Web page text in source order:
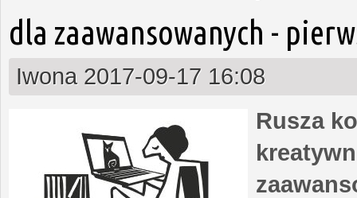
dla zaawansowanych -
Iwona 2017-09-17 16:08
Rusza